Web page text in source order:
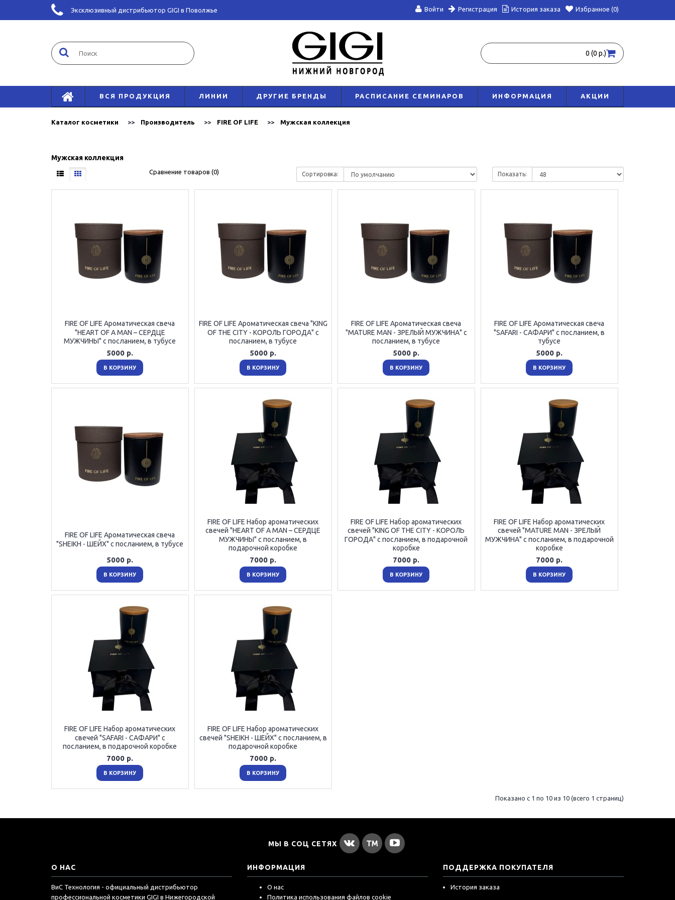
Эксклюзивный дистрибьютор GIGI в Поволжье Войти Регистрация История заказа Избранное (0)
0 (0 р.)
ВСЯ ПРОДУКЦИЯ ЛИНИИ ДРУГИЕ БРЕНДЫ РАСПИСАНИЕ СЕМИНАРОВ ИНФОРМАЦИЯ АКЦИИ
Каталог косметики Производитель FIRE OF LIFE Мужская коллекция
Мужская коллекция
Сравнение товаров (0) Сортировка: Показать:
FIRE OF LIFE Ароматическая свеча
"HEART OF A MAN – СЕРДЦЕ
МУЖЧИНЫ" с посланием, в тубусе
5000 р.
В КОРЗИНУ
FIRE OF LIFE Ароматическая свеча "KING
OF THE CITY - КОРОЛЬ ГОРОДА" с
посланием, в тубусе
5000 р.
В КОРЗИНУ
FIRE OF LIFE Ароматическая свеча
"MATURE MAN - ЗРЕЛЫЙ МУЖЧИНА" с
посланием, в тубусе
5000 р.
В КОРЗИНУ
FIRE OF LIFE Ароматическая свеча
"SAFARI - САФАРИ" с посланием, в
тубусе
5000 р.
В КОРЗИНУ
FIRE OF LIFE Ароматическая свеча
"SHEIKH - ШЕЙХ" с посланием, в тубусе
5000 р.
В КОРЗИНУ
FIRE OF LIFE Набор ароматических
свечей "HEART OF A MAN – СЕРДЦЕ
МУЖЧИНЫ" с посланием, в
подарочной коробке
7000 р.
В КОРЗИНУ
FIRE OF LIFE Набор ароматических
свечей "KING OF THE CITY - КОРОЛЬ
ГОРОДА" с посланием, в подарочной
коробке
7000 р.
В КОРЗИНУ
FIRE OF LIFE Набор ароматических
свечей "MATURE MAN - ЗРЕЛЫЙ
МУЖЧИНА" с посланием, в подарочной
коробке
7000 р.
В КОРЗИНУ
FIRE OF LIFE Набор ароматических
свечей "SAFARI - САФАРИ" с
посланием, в подарочной коробке
7000 р.
В КОРЗИНУ
FIRE OF LIFE Набор ароматических
свечей "SHEIKH - ШЕЙХ" с посланием, в
подарочной коробке
7000 р.
В КОРЗИНУ
Показано с 1 по 10 из 10 (всего 1 страниц)
МЫ В СОЦ СЕТЯХ
О НАС
ВиС Технология - официальный дистрибьютор
профессиональной косметики GIGI в Нижегородской
ИНФОРМАЦИЯ
О нас
Политика использования файлов cookie
ПОДДЕРЖКА ПОКУПАТЕЛЯ
История заказа